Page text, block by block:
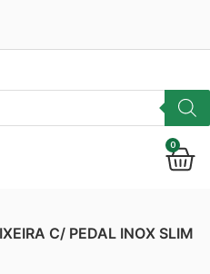
0
C/ PEDAL INOX SLIM